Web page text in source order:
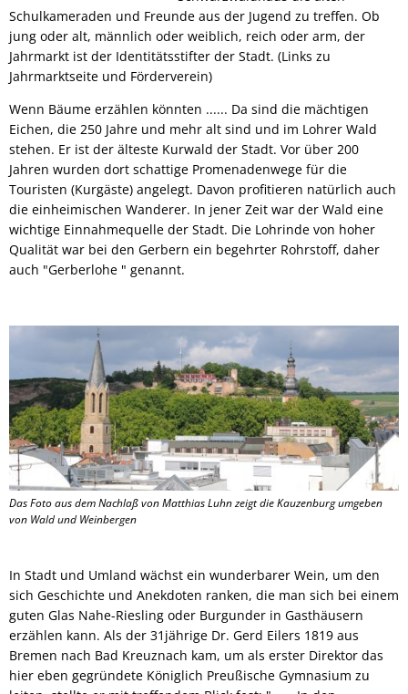
Schulkameraden und Freunde aus der Jugend zu treffen. Ob
jung oder alt, männlich oder weiblich, reich oder arm, der
Jahrmarkt ist der Identitätsstifter der Stadt. (Links zu
Jahrmarktseite und Förderverein)
Wenn Bäume erzählen könnten ...... Da sind die mächtigen
Eichen, die 250 Jahre und mehr alt sind und im Lohrer Wald
stehen. Er ist der älteste Kurwald der Stadt. Vor über 200
Jahren wurden dort schattige Promenadenwege für die
Touristen (Kurgäste) angelegt. Davon profitieren natürlich auch
die einheimischen Wanderer. In jener Zeit war der Wald eine
wichtige Einnahmequelle der Stadt. Die Lohrinde von hoher
Qualität war bei den Gerbern ein begehrter Rohrstoff, daher
auch "Gerberlohe " genannt.
Das Foto aus dem Nachlaß von Matthias Luhn zeigt die Kauzenburg umgeben
von Wald und Weinbergen
In Stadt und Umland wächst ein wunderbarer Wein, um den
sich Geschichte und Anekdoten ranken, die man sich bei einem
guten Glas Nahe-Riesling oder Burgunder in Gasthäusern
erzählen kann. Als der 31jährige Dr. Gerd Eilers 1819 aus
Bremen nach Bad Kreuznach kam, um als erster Direktor das
hier eben gegründete Königlich Preußische Gymnasium zu